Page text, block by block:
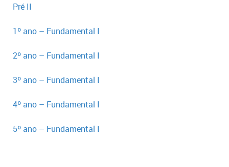
Pré II
1º ano – Fundamental I
2º ano – Fundamental I
3º ano – Fundamental I
4º ano – Fundamental I
5º ano – Fundamental I